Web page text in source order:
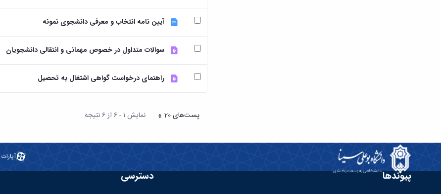
آیین نامه انتخاب و معرفی دانشجوی نمونه
سوالات متداول در خصوص مهمانی و انتقالی دانشجویان
راهنمای درخواست گواهی اشتغال به تحصیل
پست‌‌های 20هر صفحه نمایش ۱ - ۶ از ۶ نتیجه
آپارات
پیوندها دسترسی